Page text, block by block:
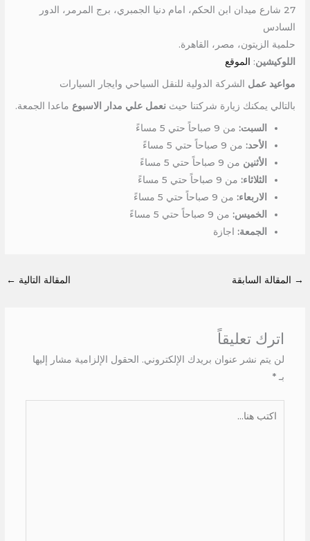
27 شارع ميدان ابن الحكم، امام دنيا الجمبري، برج المرمر، الدور
السادس
حلمية الزيتون، مصر، القاهرة.
اللوكيشين: الموقع
مواعيد عمل الشركة الدولية للنقل السياحي وايجار السيارات
بالتالي يمكنك زيارة شركتنا حيثنعمل علي مدار الاسبوع ماعدا الجمعة.
السبت: من 9 صباحاً حتي 5 مساءً
الأحد: من 9 صباحاً حتي 5 مساءً
الأثنين من 9 صباحاً حتي 5 مساءً
الثلاثاء: من 9 صباحاً حتي 5 مساءً
الاربعاء: من 9 صباحاً حتي 5 مساءً
الخميس: من 9 صباحاً حتي 5 مساءً
الجمعة: اجازة
→ المقالة السابقة المقالة التالية ←
اترك تعليقاً
لن يتم نشر عنوان بريدك الإلكتروني. الحقول الإلزامية مشار إليها
بـ *